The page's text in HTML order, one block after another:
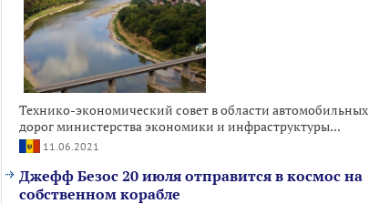
Технико-экономический совет в области автомобильных
дорог министерства экономики и инфраструктуры...
11.06.2021
Джефф Безос 20 июля отправится в космос на
собственном корабле